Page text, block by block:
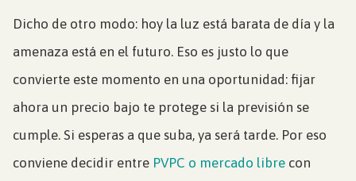
Dicho de otro modo: hoy la luz está barata de día y la
amenaza está en el futuro. Eso es justo lo que
convierte este momento en una oportunidad: fijar
ahora un precio bajo te protege si la previsión se
cumple. Si esperas a que suba, ya será tarde. Por eso
conviene decidir entre PVPC o mercado libre con